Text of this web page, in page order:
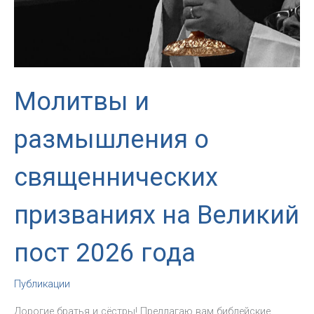
Молитвы и
размышления о
священнических
призваниях на Великий
пост 2026 года
Публикации
Дорогие братья и сёстры! Предлагаю вам библейские